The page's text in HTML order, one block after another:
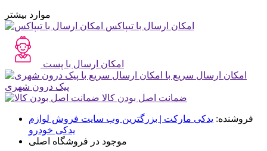
موارد بیشتر
امکان ارسال با تیپاکس
امکان ارسال با پست
امکان ارسال سریع با
پیک درون شهری
ضمانت اصل بودن کالا
فروشنده: یدکی مارکت | بزرگترین وب سایت فروش لوازم
یدکی خودرو
موجود در فروشگاه اصلی